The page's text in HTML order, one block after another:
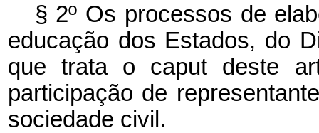
§ 2º Os processos de
educação dos Estados, do
que trata o caput deste
participação de
sociedade civil.